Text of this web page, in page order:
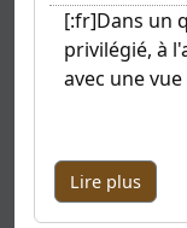
[:fr]Dans un
privilégié, à
avec une
Lire plus